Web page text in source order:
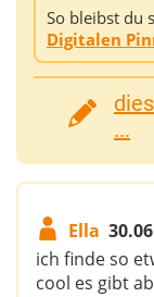
So bleibst du
Digitalen
...
Ella
ich finde so
cool es gibt